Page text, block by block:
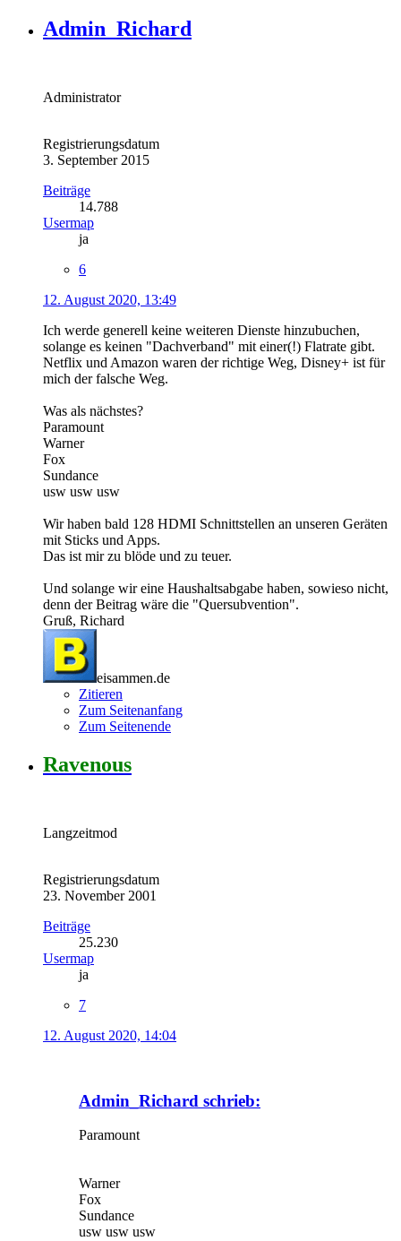
Admin_Richard
Administrator
Registrierungsdatum
3. September 2015
Beiträge
14.788
Usermap
ja
6
12. August 2020, 13:49
Ich werde generell keine weiteren Dienste hinzubuchen,
solange es keinen "Dachverband" mit einer(!) Flatrate gibt.
Netflix und Amazon waren der richtige Weg, Disney+ ist für
mich der falsche Weg.
Was als nächstes?
Paramount
Warner
Fox
Sundance
usw usw usw
Wir haben bald 128 HDMI Schnittstellen an unseren Geräten
mit Sticks und Apps.
Das ist mir zu blöde und zu teuer.
Und solange wir eine Haushaltsabgabe haben, sowieso nicht,
denn der Beitrag wäre die "Quersubvention".
Gruß, Richard
eisammen.de
Zitieren
Zum Seitenanfang
Zum Seitenende
Ravenous
Langzeitmod
Registrierungsdatum
23. November 2001
Beiträge
25.230
Usermap
ja
7
12. August 2020, 14:04
Admin_Richard schrieb:
Paramount
Warner
Fox
Sundance
usw usw usw